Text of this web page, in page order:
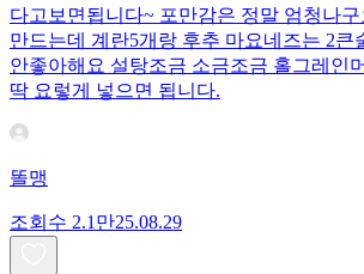
다고보면됩니다~ 포만감은 정말 엄청나
만드는데 계란5개랑 후추 마요네즈는 2큰
안좋아해요 설탕조금 소금조금 홀그레인
딱 요렇게 넣으면 됩니다.
똘맹
조회수 2.1만25.08.29